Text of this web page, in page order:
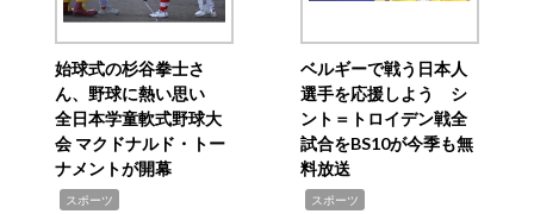
始球式の杉谷拳士さ
ん、野球に熱い思い
全日本学童軟式野球大
会 マクドナルド・トー
ナメントが開幕
スポーツ
ベルギーで戦う日本人
選手を応援しよう シ
ント＝トロイデン戦全
試合をBS10が今季も無
料放送
スポーツ